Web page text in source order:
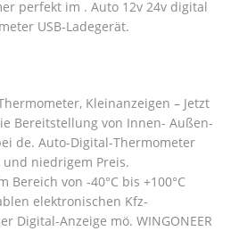
perfekt im . Auto 12v 24v digital
USB-Ladegerät.
Kleinanzeigen – Jetzt
Bereitstellung von Innen- Außen-
de. Auto-Digital-Thermometer
niedrigem Preis.
von -40°C bis +100°C
elektronischen Kfz-
Digital-Anzeige mö. WINGONEER